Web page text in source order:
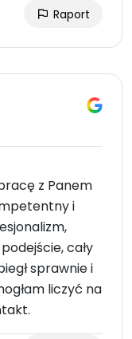
Raport
z Panem
i
cały
sprawnie i
liczyć na